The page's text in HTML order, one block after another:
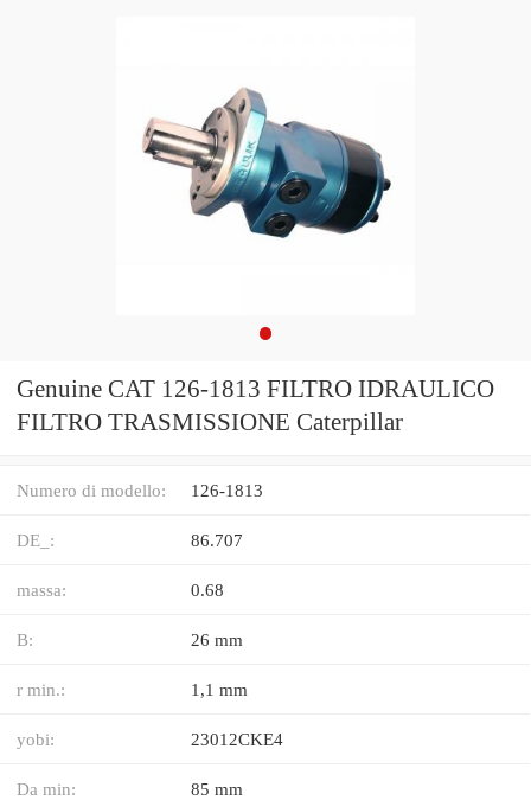
Genuine CAT 126-1813 FILTRO IDRAULICO
FILTRO TRASMISSIONE Caterpillar
Numero di modello: 126-1813
DE_: 86.707
massa: 0.68
B: 26 mm
r min.: 1,1 mm
yobi: 23012CKE4
Da min: 85 mm